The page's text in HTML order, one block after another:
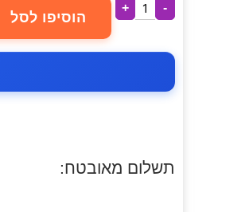
-
+
הוסיפו לסל
תשלום מאובטח: